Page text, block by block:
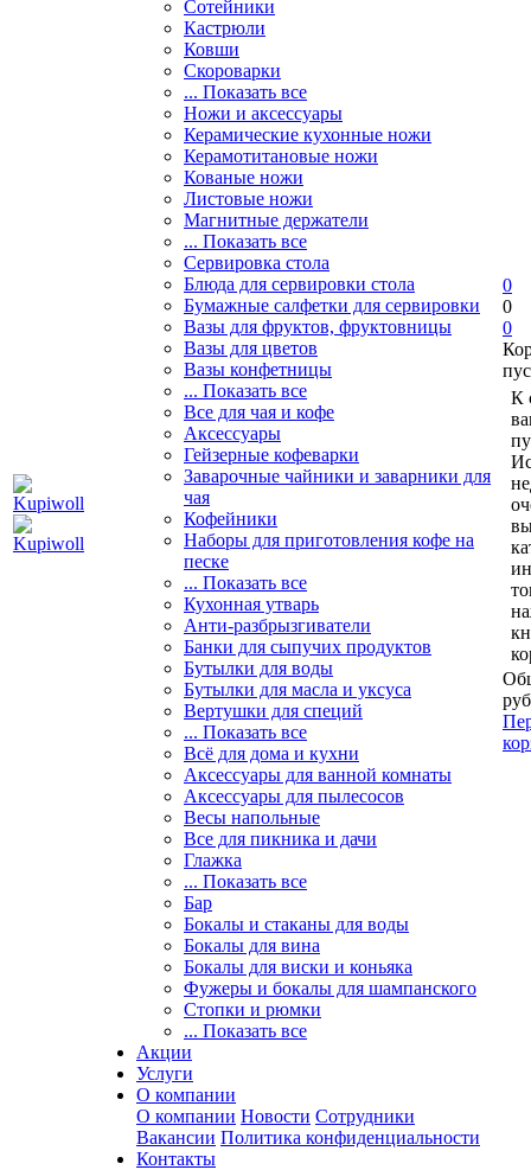
Сотейники
Кастрюли
Ковши
Скороварки
... Показать все
Ножи и аксессуары
Керамические кухонные ножи
Керамотитановые ножи
Кованые ножи
Листовые ножи
Магнитные держатели
... Показать все
Сервировка стола
Блюда для сервировки стола
Бумажные салфетки для сервировки
Вазы для фруктов, фруктовницы
Вазы для цветов
Вазы конфетницы
... Показать все
Все для чая и кофе
Аксессуары
Гейзерные кофеварки
Заварочные чайники и заварники для
чая
Кофейники
Наборы для приготовления кофе на
песке
... Показать все
Кухонная утварь
Анти-разбрызгиватели
Банки для сыпучих продуктов
Бутылки для воды
Бутылки для масла и уксуса
Вертушки для специй
... Показать все
Всё для дома и кухни
Аксессуары для ванной комнаты
Аксессуары для пылесосов
Весы напольные
Все для пикника и дачи
Глажка
... Показать все
Бар
Бокалы и стаканы для воды
Бокалы для вина
Бокалы для виски и коньяка
Фужеры и бокалы для шампанского
Стопки и рюмки
... Показать все
Акции
Услуги
О компании
О компании Новости Сотрудники
Вакансии Политика конфиденциальности
Контакты
0
0
0
К